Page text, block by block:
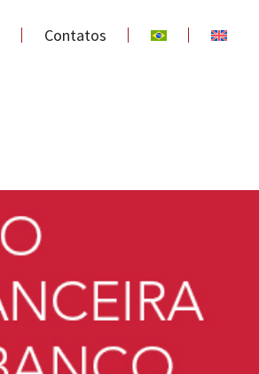
Contatos